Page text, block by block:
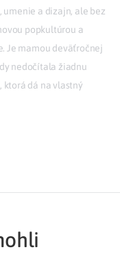
a dizajn, ale bez
popkultúrou a
Je mamou deväťročnej
nedočítala žiadnu
ktorá dá na vlastný